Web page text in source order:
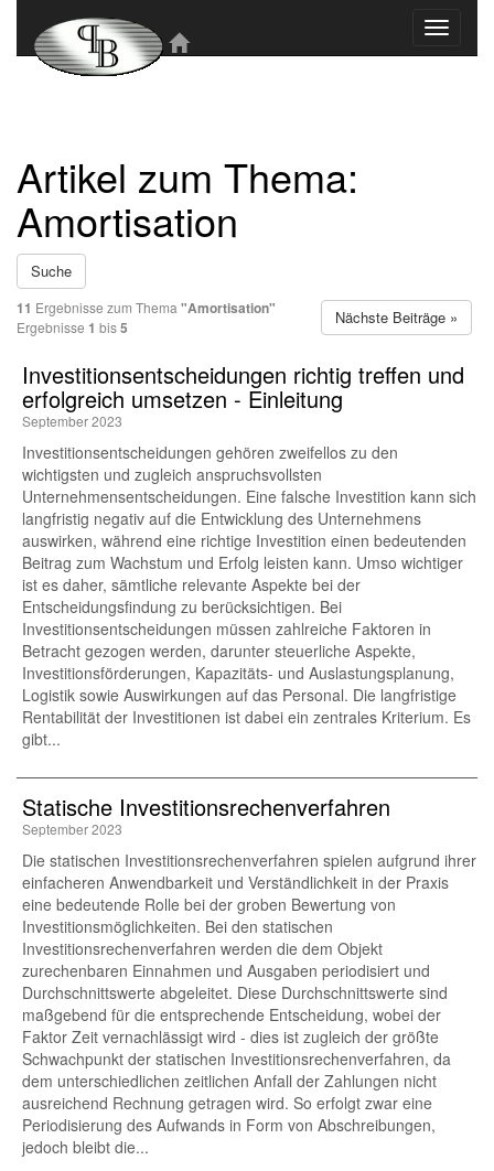
Toggle
Artikel zum Thema:
Amortisation
Suche
11 Ergebnisse zum Thema "Amortisation"
Ergebnisse 1 bis5 Nächste Beiträge »
Investitionsentscheidungen richtig treffen und
erfolgreich umsetzen - Einleitung
September 2023
Investitionsentscheidungen gehören zweifellos zu den
wichtigsten und zugleich anspruchsvollsten
Unternehmensentscheidungen. Eine falsche Investition kann sich
langfristig negativ auf die Entwicklung des Unternehmens
auswirken, während eine richtige Investition einen bedeutenden
Beitrag zum Wachstum und Erfolg leisten kann. Umso wichtiger
ist es daher, sämtliche relevante Aspekte bei der
Entscheidungsfindung zu berücksichtigen. Bei
Investitionsentscheidungen müssen zahlreiche Faktoren in
Betracht gezogen werden, darunter steuerliche Aspekte,
Investitionsförderungen, Kapazitäts- und Auslastungsplanung,
Logistik sowie Auswirkungen auf das Personal. Die langfristige
Rentabilität der Investitionen ist dabei ein zentrales Kriterium. Es
gibt...
Statische Investitionsrechenverfahren
September 2023
Die statischen Investitionsrechenverfahren spielen aufgrund ihrer
einfacheren Anwendbarkeit und Verständlichkeit in der Praxis
eine bedeutende Rolle bei der groben Bewertung von
Investitionsmöglichkeiten. Bei den statischen
Investitionsrechenverfahren werden die dem Objekt
zurechenbaren Einnahmen und Ausgaben periodisiert und
Durchschnittswerte abgeleitet. Diese Durchschnittswerte sind
maßgebend für die entsprechende Entscheidung, wobei der
Faktor Zeit vernachlässigt wird - dies ist zugleich der größte
Schwachpunkt der statischen Investitionsrechenverfahren, da
dem unterschiedlichen zeitlichen Anfall der Zahlungen nicht
ausreichend Rechnung getragen wird. So erfolgt zwar eine
Periodisierung des Aufwands in Form von Abschreibungen,
jedoch bleibt die...